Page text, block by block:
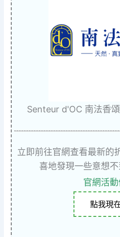
Senteur d'OC 南法香
立即前往官網查看最新的
喜地發現一些意想不
官網活
點我現